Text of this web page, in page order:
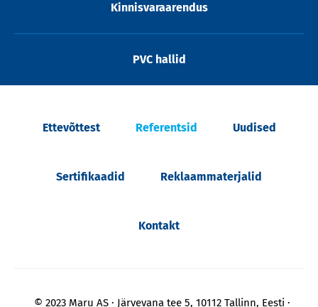
Kinnisvaraarendus
PVC hallid
Ettevõttest Referentsid Uudised
Sertifikaadid Reklaammaterjalid
Kontakt
© 2023 Maru AS Järvevana tee 5, 10112 Tallinn, Eesti